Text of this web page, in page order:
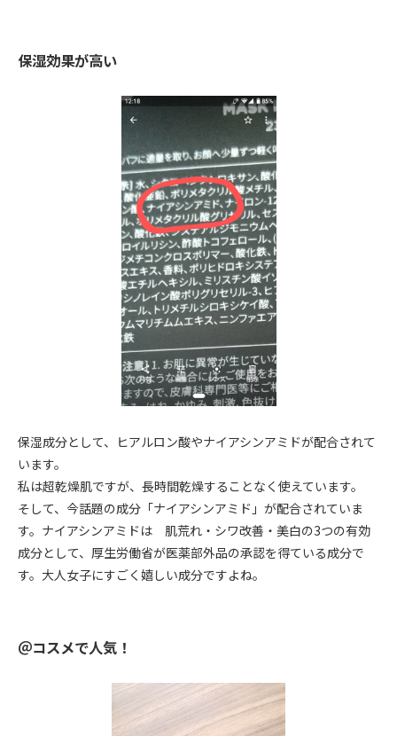
保湿効果が高い
保湿成分として、ヒアルロン酸やナイアシンアミドが配合されて
います。
私は超乾燥肌ですが、長時間乾燥することなく使えています。
そして、今話題の成分「ナイアシンアミド」が配合されていま
す。ナイアシンアミドは 肌荒れ・シワ改善・美白の3つの有効
成分として、厚生労働省が医薬部外品の承認を得ている成分で
す。大人女子にすごく嬉しい成分ですよね。
＠コスメで人気！